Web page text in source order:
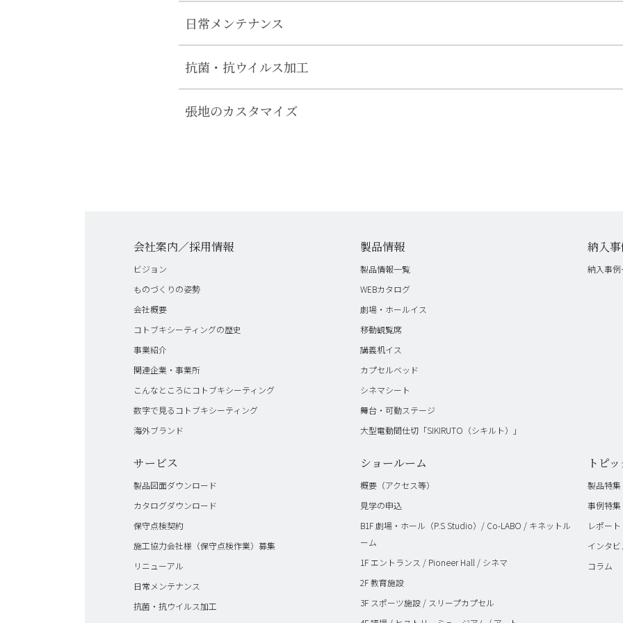
日常メンテナンス
抗菌・抗ウイルス加工
張地のカスタマイズ
会社案内／採用情報
ビジョン
ものづくりの姿勢
会社概要
コトブキシーティングの歴史
事業紹介
関連企業・事業所
こんなところにコトブキシーティング
数字で見るコトブキシーティング
海外ブランド
製品情報
製品情報一覧
WEBカタログ
劇場・ホールイス
移動観覧席
講義机イス
カプセルベッド
シネマシート
舞台・可動ステージ
大型電動間仕切「SIKIRUTO（シキルト）」
納入
納入事例
サービス
製品図面ダウンロード
カタログダウンロード
保守点検契約
施工協力会社様（保守点検作業）募集
リニューアル
日常メンテナンス
抗菌・抗ウイルス加工
ショールーム
概要（アクセス等）
見学の申込
B1F 劇場・ホール（P.S Studio）/ Co-LABO / キネットル
ーム
1F エントランス / Pioneer Hall / シネマ
2F 教育施設
3F スポーツ施設 / スリープカプセル
トピ
製品特集
事例特集
レポート
インタ
コラム